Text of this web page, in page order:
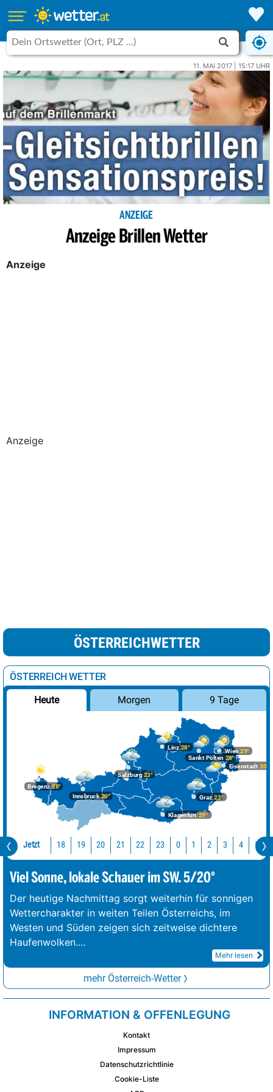
11. MAI 2017 | 15:17 UHR
ANZEIGE
Anzeige Brillen Wetter
Anzeige
Anzeige
ÖSTERREICHWETTER
ÖSTERREICH WETTER
Heute Morgen 9 Tage
Bregenz28°
Graz23°
Innsbruck20°
Klagenfurt 29°
Linz28°
Salzburg23°
Wien 29°
Eisenstadt 30°
Sankt Pölten 28°
Jetzt 18 19 20 21 22 23 0 1 2 3 4 5
Viel Sonne, lokale Schauer im SW. 5/20°
Der heutige Nachmittag sorgt weiterhin für sonnigen
Wettercharakter in weiten Teilen Österreichs, im
Westen und Süden zeigen sich zeitweise dichtere
Haufenwolken....
Mehr lesen
mehr Österreich-Wetter
INFORMATION & OFFENLEGUNG
Kontakt
Impressum
Datenschutzrichtlinie
Cookie-Liste